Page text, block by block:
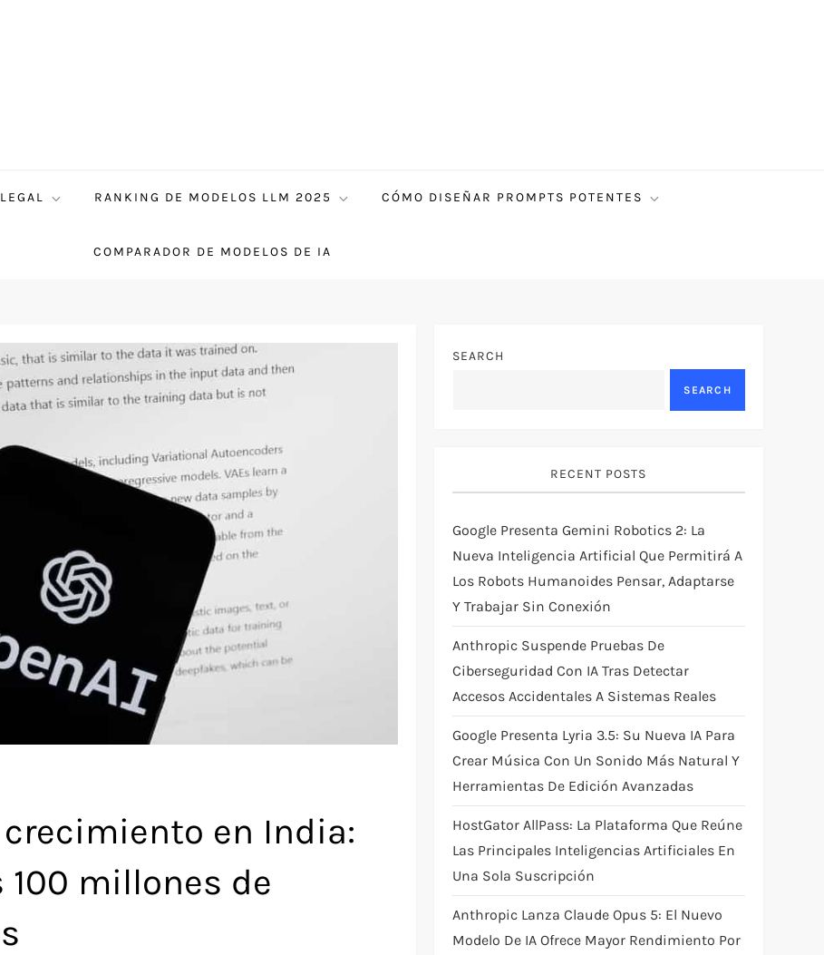
RANKING DE MODELOS LLM 2025 CÓMO DISEÑAR PROMPTS POTENTES
COMPARADOR DE MODELOS DE IA
en India:
100 millones de
SEARCH
SEARCH
RECENT POSTS
Google Presenta Gemini Robotics 2: La
Nueva Inteligencia Artificial Que Permitirá A
Los Robots Humanoides Pensar, Adaptarse
Y Trabajar Sin Conexión
Anthropic Suspende Pruebas De
Ciberseguridad Con IA Tras Detectar
Accesos Accidentales A Sistemas Reales
Google Presenta Lyria 3.5: Su Nueva IA Para
Crear Música Con Un Sonido Más Natural Y
Herramientas De Edición Avanzadas
HostGator AllPass: La Plataforma Que Reúne
Las Principales Inteligencias Artificiales En
Una Sola Suscripción
Anthropic Lanza Claude Opus 5: El Nuevo
Modelo De IA Ofrece Mayor Rendimiento Por